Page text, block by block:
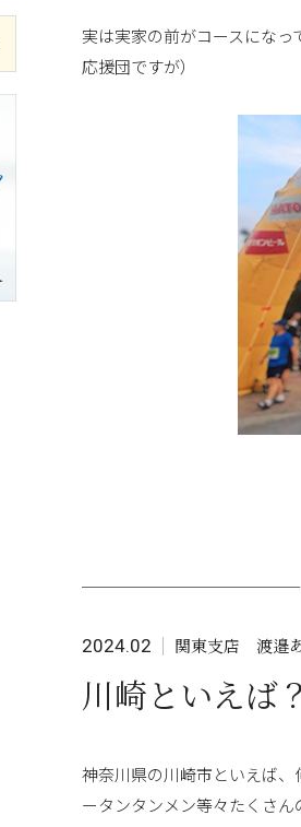
実は実家の前がコースにな
応援団ですが）
2024.02 関東支店 渡邉
川崎といえば？
神奈川県の川崎市といえば
ータンタンメン等々たくさ